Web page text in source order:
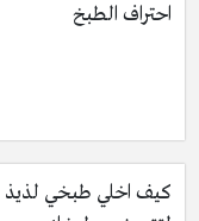
احتراف الطبخ
كيف اخلي طبخي لذيذ